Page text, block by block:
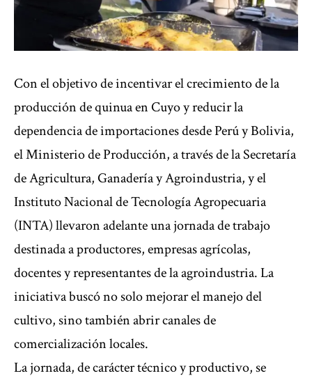
Con el objetivo de incentivar el crecimiento de la
producción de quinua en Cuyo y reducir la
dependencia de importaciones desde Perú y Bolivia,
el Ministerio de Producción, a través de la Secretaría
de Agricultura, Ganadería y Agroindustria, y el
Instituto Nacional de Tecnología Agropecuaria
(INTA) llevaron adelante una jornada de trabajo
destinada a productores, empresas agrícolas,
docentes y representantes de la agroindustria. La
iniciativa buscó no solo mejorar el manejo del
cultivo, sino también abrir canales de
comercialización locales.
La jornada, de carácter técnico y productivo, se